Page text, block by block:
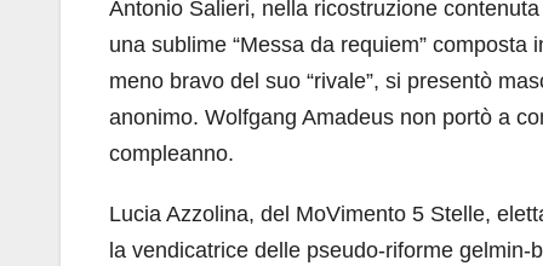
Antonio Salieri, nella ricostruzione contenuta
una sublime “Messa da requiem”
meno bravo del suo “rivale”, si presentò
anonimo. Wolfgang Amadeus non portò a
compleanno.
Lucia Azzolina, del MoVimento 5 Stelle,
la vendicatrice delle pseudo-riforme